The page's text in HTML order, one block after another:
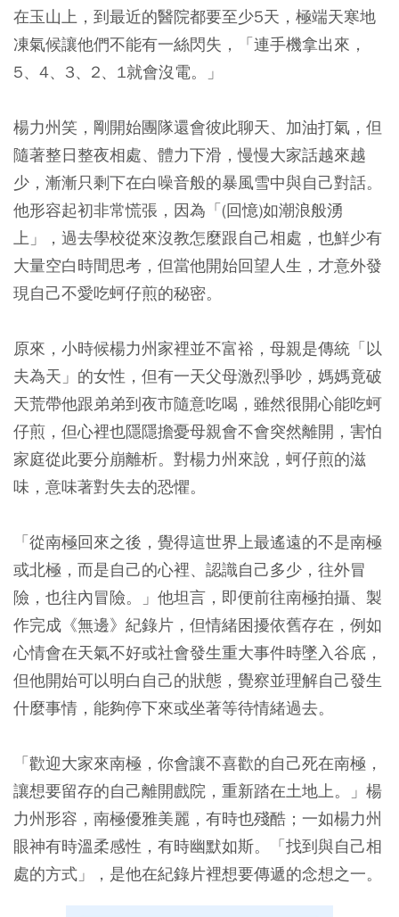
在玉山上，到最近的醫院都要至少5天，極端天寒地
凍氣候讓他們不能有一絲閃失，「連手機拿出來，
5、4、3、2、1就會沒電。」
楊力州笑，剛開始團隊還會彼此聊天、加油打氣，但
隨著整日整夜相處、體力下滑，慢慢大家話越來越
少，漸漸只剩下在白噪音般的暴風雪中與自己對話。
他形容起初非常慌張，因為「(回憶)如潮浪般湧
上」，過去學校從來沒教怎麼跟自己相處，也鮮少有
大量空白時間思考，但當他開始回望人生，才意外發
現自己不愛吃蚵仔煎的秘密。
原來，小時候楊力州家裡並不富裕，母親是傳統「以
夫為天」的女性，但有一天父母激烈爭吵，媽媽竟破
天荒帶他跟弟弟到夜市隨意吃喝，雖然很開心能吃蚵
仔煎，但心裡也隱隱擔憂母親會不會突然離開，害怕
家庭從此要分崩離析。對楊力州來說，蚵仔煎的滋
味，意味著對失去的恐懼。
「從南極回來之後，覺得這世界上最遙遠的不是南極
或北極，而是自己的心裡、認識自己多少，往外冒
險，也往內冒險。」他坦言，即便前往南極拍攝、製
作完成《無邊》紀錄片，但情緒困擾依舊存在，例如
心情會在天氣不好或社會發生重大事件時墜入谷底，
但他開始可以明白自己的狀態，覺察並理解自己發生
什麼事情，能夠停下來或坐著等待情緒過去。
「歡迎大家來南極，你會讓不喜歡的自己死在南極，
讓想要留存的自己離開戲院，重新踏在土地上。」楊
力州形容，南極優雅美麗，有時也殘酷；一如楊力州
眼神有時溫柔感性，有時幽默如斯。「找到與自己相
處的方式」，是他在紀錄片裡想要傳遞的念想之一。